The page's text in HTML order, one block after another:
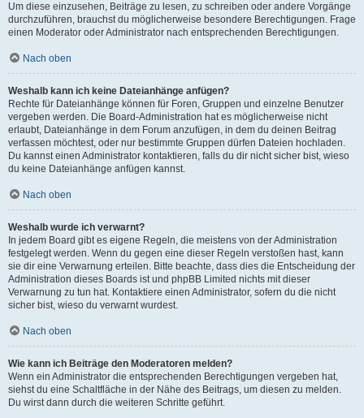
Um diese einzusehen, Beiträge zu lesen, zu schreiben oder andere Vorgänge
durchzuführen, brauchst du möglicherweise besondere Berechtigungen. Frage
einen Moderator oder Administrator nach entsprechenden Berechtigungen.
Nach oben
Weshalb kann ich keine Dateianhänge anfügen?
Rechte für Dateianhänge können für Foren, Gruppen und einzelne Benutzer
vergeben werden. Die Board-Administration hat es möglicherweise nicht
erlaubt, Dateianhänge in dem Forum anzufügen, in dem du deinen Beitrag
verfassen möchtest, oder nur bestimmte Gruppen dürfen Dateien hochladen.
Du kannst einen Administrator kontaktieren, falls du dir nicht sicher bist, wieso
du keine Dateianhänge anfügen kannst.
Nach oben
Weshalb wurde ich verwarnt?
In jedem Board gibt es eigene Regeln, die meistens von der Administration
festgelegt werden. Wenn du gegen eine dieser Regeln verstoßen hast, kann
sie dir eine Verwarnung erteilen. Bitte beachte, dass dies die Entscheidung der
Administration dieses Boards ist und phpBB Limited nichts mit dieser
Verwarnung zu tun hat. Kontaktiere einen Administrator, sofern du die nicht
sicher bist, wieso du verwarnt wurdest.
Nach oben
Wie kann ich Beiträge den Moderatoren melden?
Wenn ein Administrator die entsprechenden Berechtigungen vergeben hat,
siehst du eine Schaltfläche in der Nähe des Beitrags, um diesen zu melden.
Du wirst dann durch die weiteren Schritte geführt.